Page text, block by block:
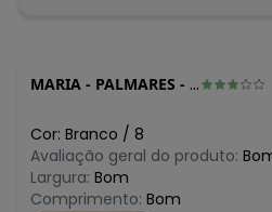
MARIA - PALMARES - PE
Cor: Branco / 8
Avaliação geral do produto:
Largura: Bom
Comprimento: Bom